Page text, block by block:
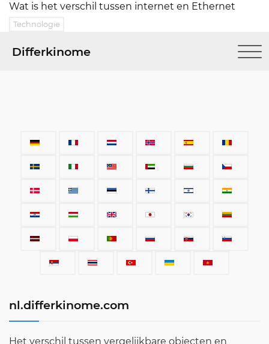
Wat is het verschil tussen internet en Ethernet
Technologie
Differkinome
nl.differkinome.com
Het verschil tussen vergelijkbare objecten en